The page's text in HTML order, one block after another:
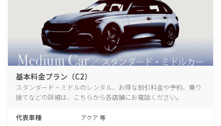
基本料金プラン（C2）
スタンダード・ミドルのレンタル、お得な割引料金や予約、乗り
捨てなどの詳細は、こちらから各店舗にお電話ください。
代表車種 アクア 等